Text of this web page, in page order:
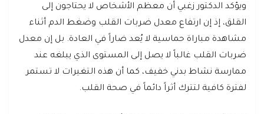
ويؤكد الدكتور زغبي أن معظم الأشخاص لا يحتاجون إلى
القلق، إذ إن ارتفاع معدل ضربات القلب وضغط الدم أثناء
مشاهدة مباراة حماسية لا يُعد ضاراً في العادة. بل إن معدل
ضربات القلب غالباً لا يصل إلى المستوى الذي يبلغه عند
ممارسة نشاط بدني خفيف، كما أن هذه التغيرات لا تستمر
لفترة كافية لتترك أثراً دائماً في صحة القلب.